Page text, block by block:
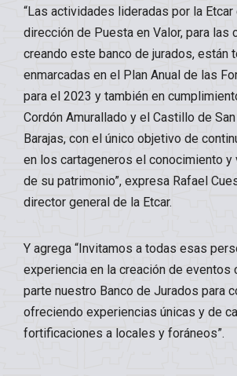
“Las actividades lideradas por la
dirección de Puesta en Valor, para las
creando este banco de jurados, están
enmarcadas en el Plan Anual de las
para el 2023 y también en
Cordón Amurallado y el Castillo de
Barajas, con el único objetivo de
en los cartageneros el conocimiento y
de su patrimonio”, expresa Rafael
director general de la Etcar.
Y agrega “Invitamos a todas esas
experiencia en la creación de eventos
parte nuestro Banco de Jurados para
ofreciendo experiencias únicas y de
fortificaciones a locales y foráneos”.